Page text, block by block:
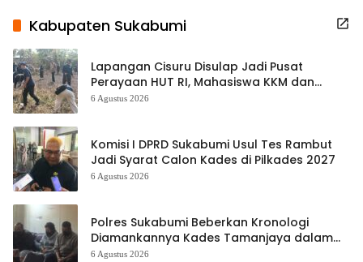
Kabupaten Sukabumi
Lapangan Cisuru Disulap Jadi Pusat
Perayaan HUT RI, Mahasiswa KKM dan
Warga Satukan Tenaga
6 Agustus 2026
Komisi I DPRD Sukabumi Usul Tes Rambut
Jadi Syarat Calon Kades di Pilkades 2027
6 Agustus 2026
Polres Sukabumi Beberkan Kronologi
Diamankannya Kades Tamanjaya dalam
Kasus Sabu
6 Agustus 2026